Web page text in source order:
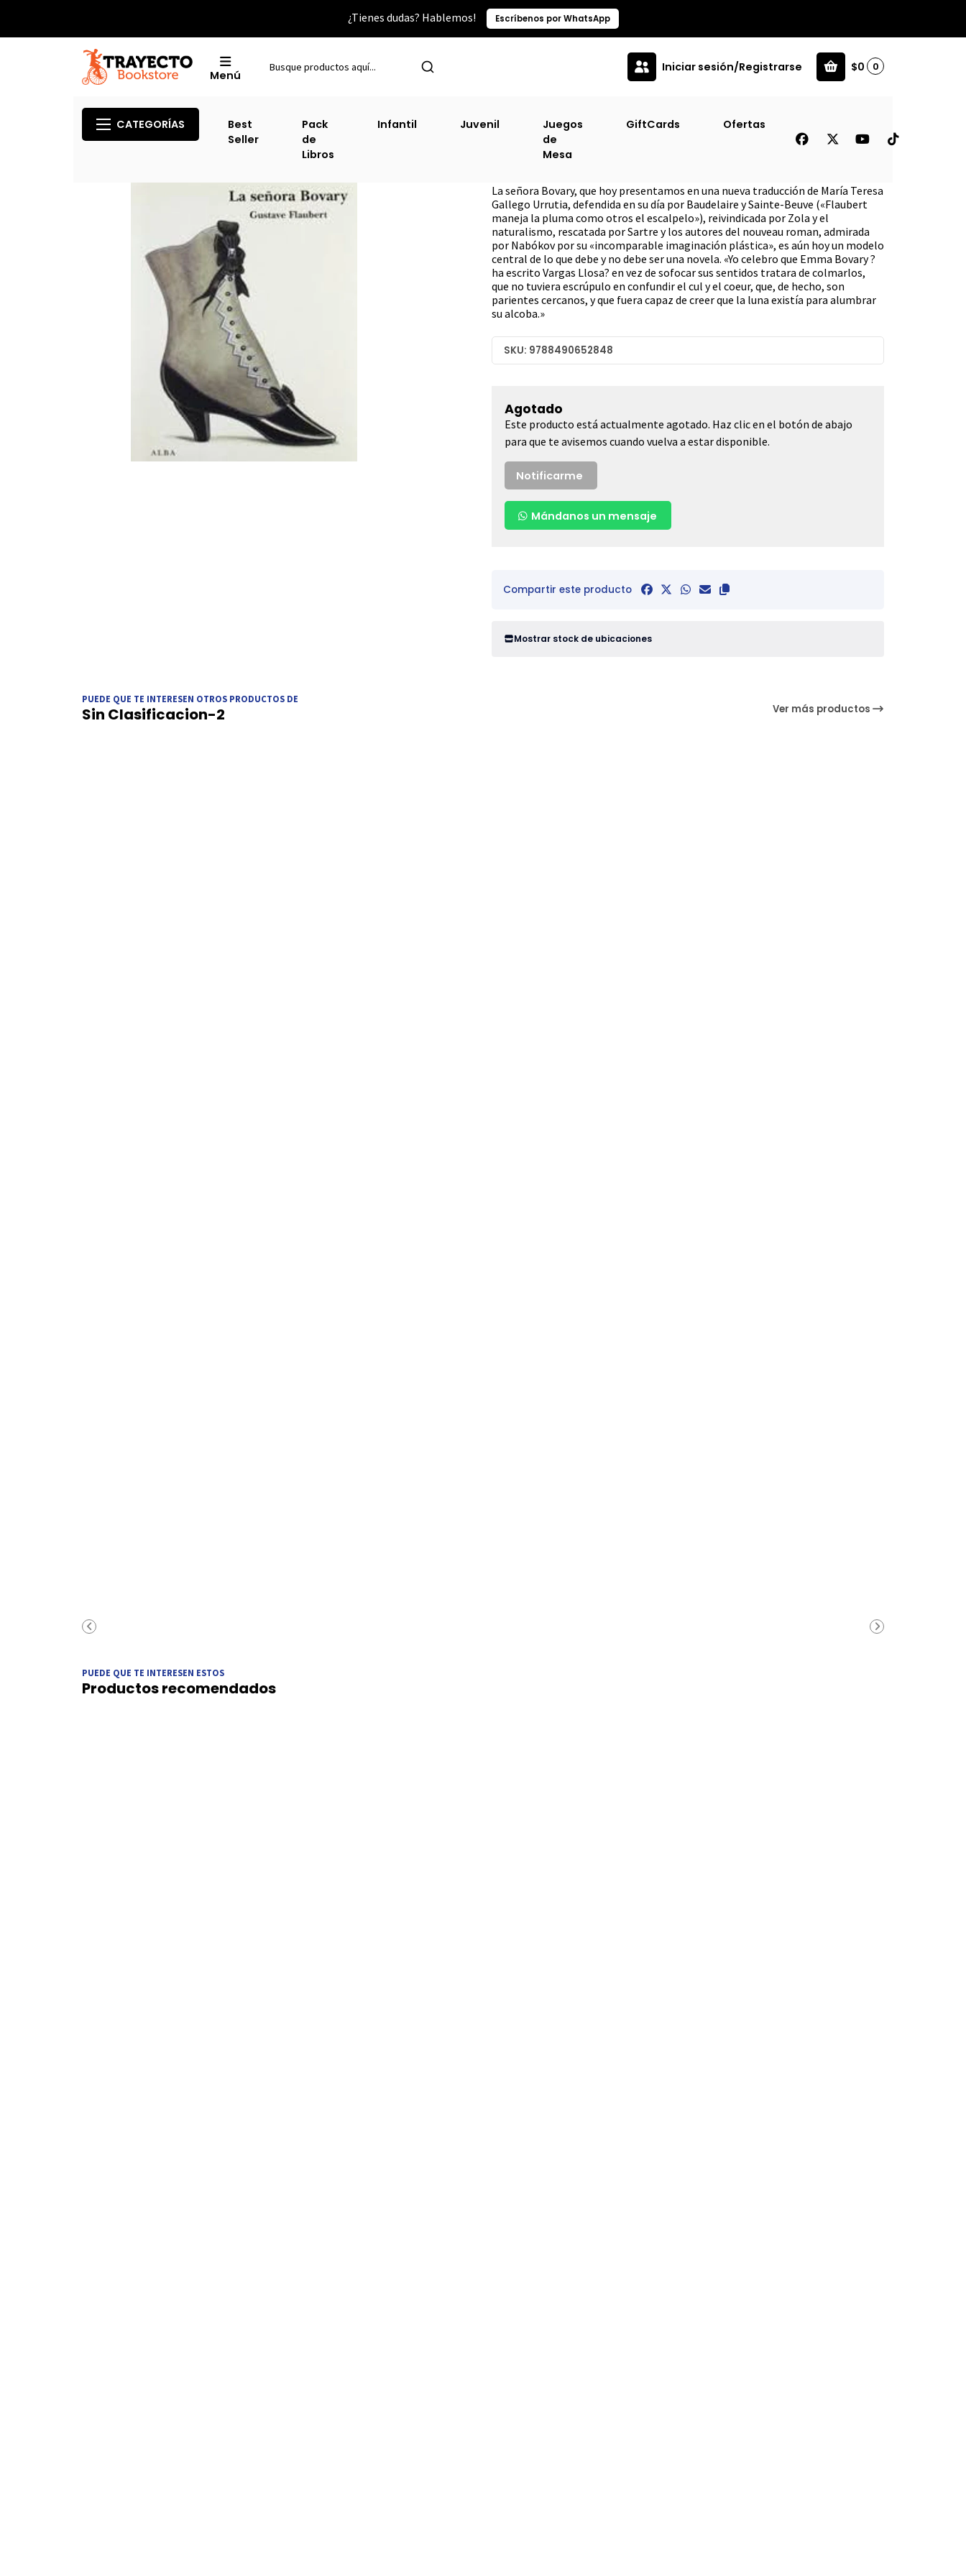
¿Tienes dudas? Hablemos! Escríbenos por WhatsApp
Menú
Iniciar sesión/Registrarse $0 0
CATEGORÍAS
Best
Seller
Pack
de
Libros
Infantil Juvenil
Juegos
de
Mesa
GiftCards Ofertas
Señora Bovary, La (Alba Bolsillo)
La señora Bovary, que hoy presentamos en una nueva traducción de María Teresa
Gallego Urrutia, defendida en su día por Baudelaire y Sainte-Beuve («Flaubert
maneja la pluma como otros el escalpelo»), reivindicada por Zola y el
naturalismo, rescatada por Sartre y los autores del nouveau roman, admirada
por Nabókov por su «incomparable imaginación plástica», es aún hoy un modelo
central de lo que debe y no debe ser una novela. «Yo celebro que Emma Bovary ?
ha escrito Vargas Llosa? en vez de sofocar sus sentidos tratara de colmarlos,
que no tuviera escrúpulo en confundir el cul y el coeur, que, de hecho, son
parientes cercanos, y que fuera capaz de creer que la luna existía para alumbrar
su alcoba.»
SKU: 9788490652848
Agotado
Este producto está actualmente agotado. Haz clic en el botón de abajo
para que te avisemos cuando vuelva a estar disponible.
Notificarme
Mándanos un mensaje
Compartir este producto
Mostrar stock de ubicaciones
PUEDE QUE TE INTERESEN OTROS PRODUCTOS DE
Sin Clasificacion-2 Ver más productos
PUEDE QUE TE INTERESEN ESTOS
Productos recomendados